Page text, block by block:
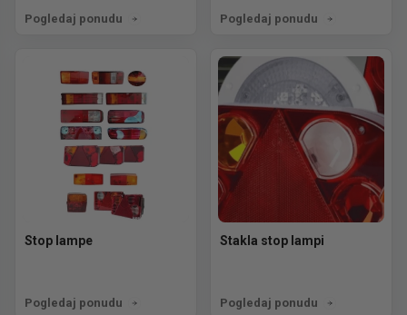
Pogledaj ponudu Pogledaj ponudu
Stop lampe
Pogledaj ponudu
Stakla stop lampi
Pogledaj ponudu